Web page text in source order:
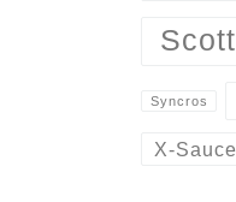
Scott
Syncros
X-Sauce